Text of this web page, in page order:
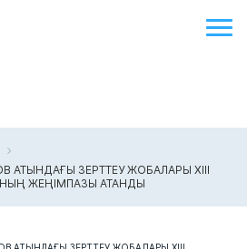
ЗЕРТТЕУ ЖОБАЛАРЫ ХІІІ
ЖЕҢІМПАЗЫ АТАНДЫ